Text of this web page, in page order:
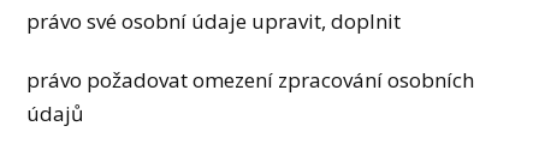
právo své osobní údaje upravit, doplnit
právo požadovat omezení zpracování osobních
údajů